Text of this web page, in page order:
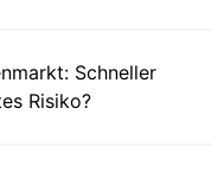
Schneller
Risiko?